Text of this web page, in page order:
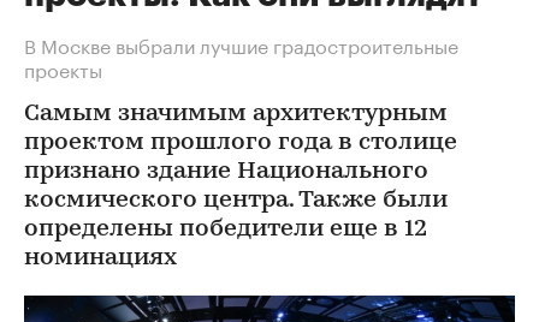
В Москве выбрали лучшие градостроительные
проекты
Самым значимым архитектурным
проектом прошлого года в столице
признано здание Национального
космического центра. Также были
определены победители еще в 12
номинациях